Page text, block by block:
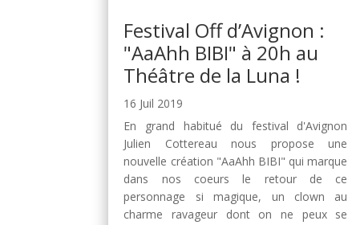
Festival Off d’Avignon :
"AaAhh BIBI" à 20h au
Théâtre de la Luna !
16 Juil 2019
En grand habitué du festival d'Avignon
Julien Cottereau nous propose une
nouvelle création "AaAhh BIBI" qui marque
dans nos coeurs le retour de ce
personnage si magique, un clown au
charme ravageur dont on ne peux se